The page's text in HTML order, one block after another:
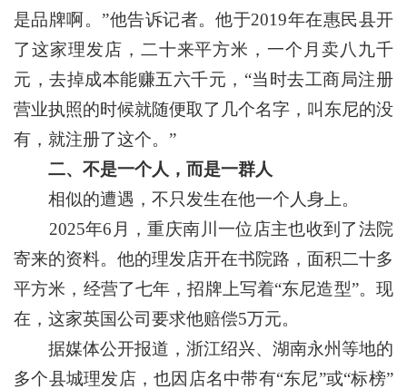
是品牌啊。”他告诉记者。他于2019年在惠民县开
了这家理发店，二十来平方米，一个月卖八九千
元，去掉成本能赚五六千元，“当时去工商局注册
营业执照的时候就随便取了几个名字，叫东尼的没
有，就注册了这个。”
二、不是一个人，而是一群人
相似的遭遇，不只发生在他一个人身上。
2025年6月，重庆南川一位店主也收到了法院
寄来的资料。他的理发店开在书院路，面积二十多
平方米，经营了七年，招牌上写着“东尼造型”。现
在，这家英国公司要求他赔偿5万元。
据媒体公开报道，浙江绍兴、湖南永州等地的
多个县城理发店，也因店名中带有“东尼”或“标榜”